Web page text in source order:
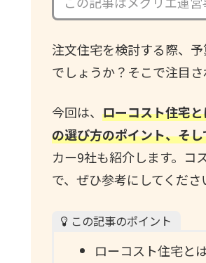
注文住宅を検討する際、
でしょうか？そこで注目
今回は、 ローコスト住宅
の選び方のポイント、そ
カー9社も紹介します。コ
で、ぜひ参考にしてくださ
この記事のポイント
ローコスト住宅と